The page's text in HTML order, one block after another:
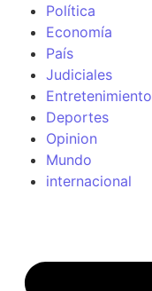
Política
Economía
País
Judiciales
Entretenimiento
Deportes
Opinion
Mundo
internacional